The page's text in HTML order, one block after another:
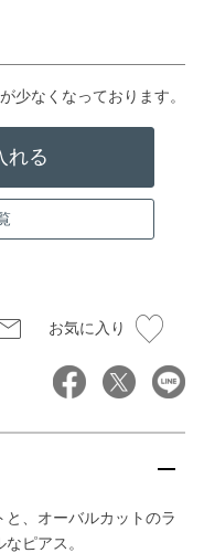
少なくなっております。
お気に入り
、オーバルカットのラ
ピアス。